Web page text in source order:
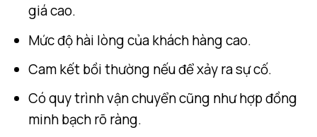
giá cao.
Mức độ hài lòng của khách hàng cao.
Cam kết bồi thường nếu để xảy ra sự cố.
Có quy trình vận chuyển cũng như hợp đồng
minh bạch rõ ràng.